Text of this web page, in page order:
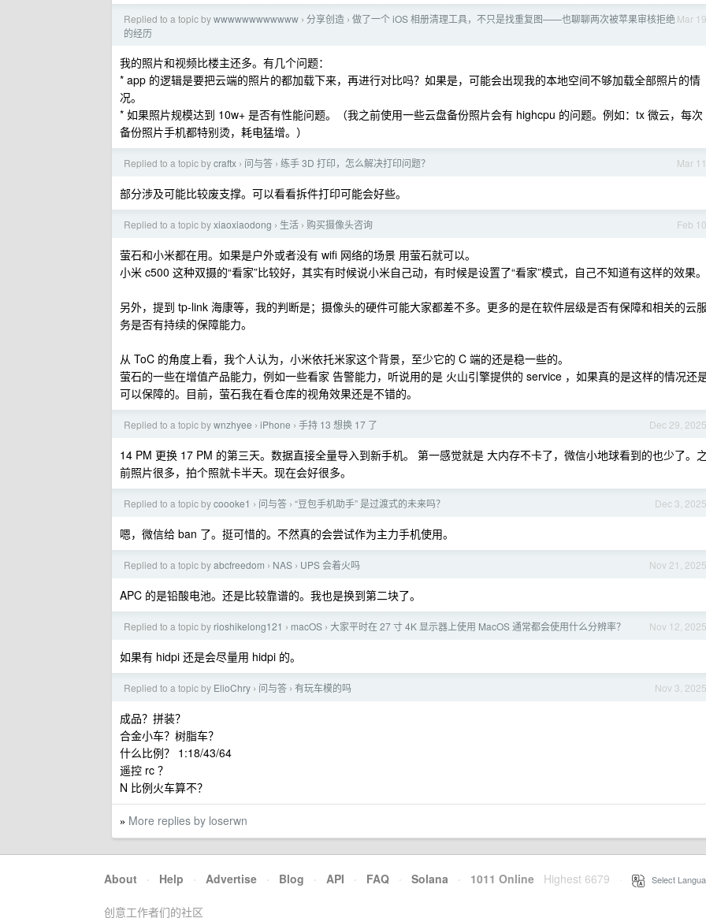
Mar 19
Replied to a topic bywwwwwwwwwwww › 分享创造 › 做了一个 iOS 相册清理工具，不只是找重复图——也聊聊两次被苹果审核拒绝
的经历
我的照片和视频比楼主还多。有几个问题：
* app 的逻辑是要把云端的照片的都加载下来，再进行对比吗？如果是，可能会出现我的本地空间不够加载全部照片的情
况。
* 如果照片规模达到 10w+ 是否有性能问题。（我之前使用一些云盘备份照片会有 highcpu 的问题。例如：tx 微云，每次
备份照片手机都特别烫，耗电猛增。）
Mar 11
Replied to a topic bycraftx › 问与答 › 练手 3D 打印，怎么解决打印问题？
部分涉及可能比较废支撑。可以看看拆件打印可能会好些。
Feb 10
Replied to a topic byxiaoxiaodong › 生活 › 购买摄像头咨询
萤石和小米都在用。如果是户外或者没有 wifi 网络的场景 用萤石就可以。
小米 c500 这种双摄的“看家”比较好，其实有时候说小米自己动，有时候是设置了“看家”模式，自己不知道有这样的效果。
另外，提到 tp-link 海康等，我的判断是；摄像头的硬件可能大家都差不多。更多的是在软件层级是否有保障和相关的云服
务是否有持续的保障能力。
从 ToC 的角度上看，我个人认为，小米依托米家这个背景，至少它的 C 端的还是稳一些的。
萤石的一些在增值产品能力，例如一些看家 告警能力，听说用的是 火山引擎提供的 service ，如果真的是这样的情况还
可以保障的。目前，萤石我在看仓库的视角效果还是不错的。
Dec 29, 2025
Replied to a topic bywnzhyee › iPhone › 手持 13 想换 17 了
14 PM 更换 17 PM 的第三天。数据直接全量导入到新手机。 第一感觉就是 大内存不卡了，微信小地球看到的也少了。之
前照片很多，拍个照就卡半天。现在会好很多。
Dec 3, 2025
Replied to a topic bycoooke1 › 问与答 › “豆包手机助手” 是过渡式的未来吗？
嗯，微信给 ban 了。挺可惜的。不然真的会尝试作为主力手机使用。
Nov 21, 2025
Replied to a topic byabcfreedom › NAS › UPS 会着火吗
APC 的是铅酸电池。还是比较靠谱的。我也是换到第二块了。
Nov 12, 2025
Replied to a topic by rioshikelong121 › macOS › 大家平时在 27 寸 4K 显示器上使用 MacOS 通常都会使用什么分辨率？
如果有 hidpi 还是会尽量用 hidpi 的。
Nov 3, 2025
Replied to a topic by ElioChry › 问与答 › 有玩车模的吗
成品？拼装？
合金小车？树脂车？
什么比例？ 1:18/43/64
遥控 rc ？
N 比例火车算不？
» More replies by loserwn
About · Help · Advertise · Blog · API · FAQ · Solana · 1011 Online Highest 6679 Select
创意工作者们的社区